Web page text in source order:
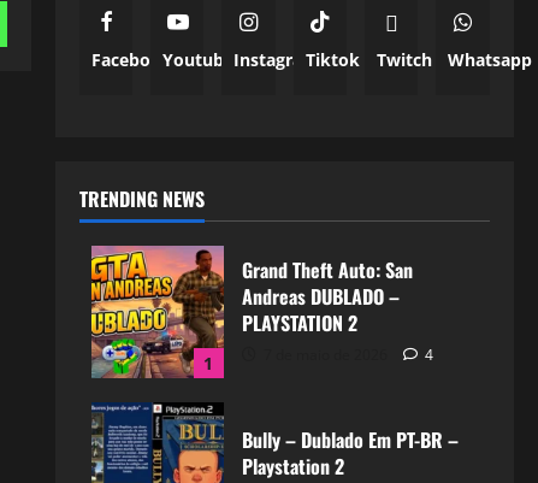
FacebookYoutube InstagramTiktok Twitch Whatsapp
TRENDING NEWS
1
Grand Theft Auto: San
Andreas DUBLADO –
PLAYSTATION 2
4
Bully – Dublado Em PT-BR –
Playstation 2